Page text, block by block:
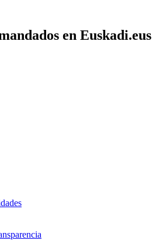
en Euskadi.eus